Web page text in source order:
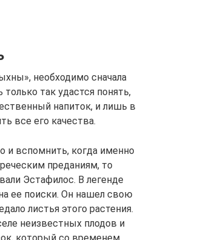
необходимо сначала
так удастся понять,
напиток, и лишь в
все его качества.
и вспомнить, когда именно
преданиям, то
Эстафилос. В легенде
ее поиски. Он нашел свою
листья этого растения.
неизвестных плодов и